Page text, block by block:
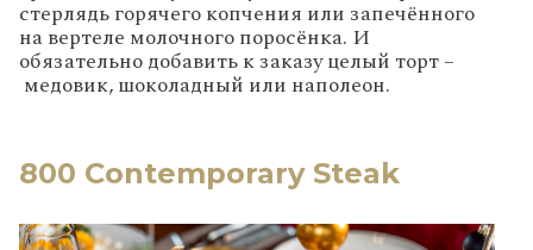
стерлядь горячего копчения или запечённого
на вертеле молочного поросёнка. И
обязательно добавить к заказу целый торт –
медовик, шоколадный или наполеон.
800 Contemporary Steak